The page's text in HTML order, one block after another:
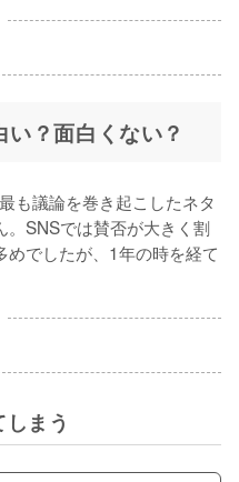
い？面白くない？
も議論を巻き起こしたネタ
。SNSでは賛否が大きく割
でしたが、1年の時を経て
まう